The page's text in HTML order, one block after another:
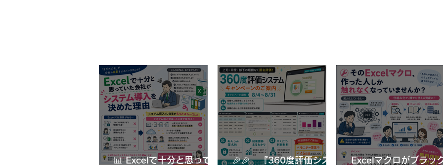
📊 Excelで十分と思ってい
🎉🎉 『360度評価システ
Excelマクロがブラック